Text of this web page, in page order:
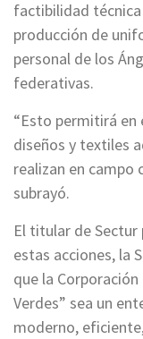
factibilidad
producción de
personal de los
federativas.
“Esto permitirá en
diseños y textiles
realizan en campo
subrayó.
El titular de
estas acciones, la
que la
Verdes” sea un
moderno,